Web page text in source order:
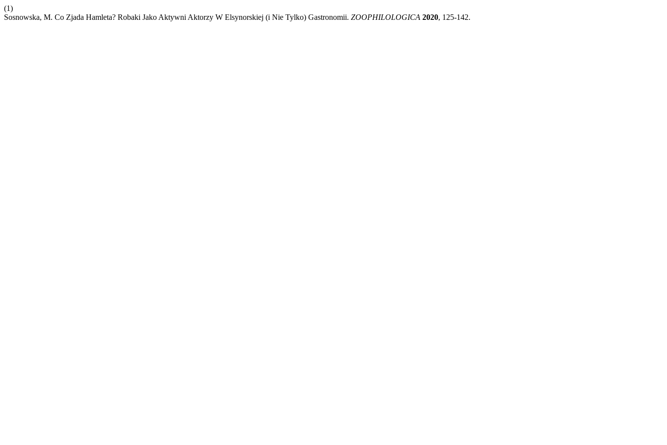
(1)
Sosnowska, M. Co Zjada Hamleta? Robaki Jako Aktywni Aktorzy W Elsynorskiej (i Nie Tylko) Gastronomii. ZOOPHILOLOGICA 2020, 125-142.